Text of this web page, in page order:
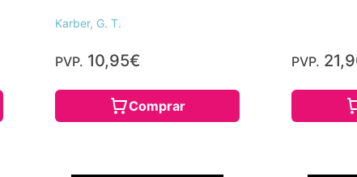
Karber, G. T.
PVP. 10,95€
Comprar
PVP.